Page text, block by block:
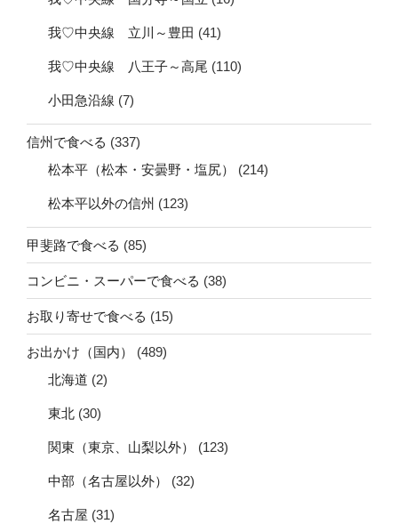
我♡中央線 立川～豊田 (41)
我♡中央線 八王子～高尾 (110)
小田急沿線 (7)
信州で食べる (337)
松本平（松本・安曇野・塩尻）
(214)
松本平以外の信州 (123)
甲斐路で食べる (85)
コンビニ・スーパーで食べる (38)
お取り寄せで食べる (15)
お出かけ（国内）
(489)
北海道 (2)
東北 (30)
関東（東京、山梨以外） (123)
中部（名古屋以外） (32)
名古屋 (31)